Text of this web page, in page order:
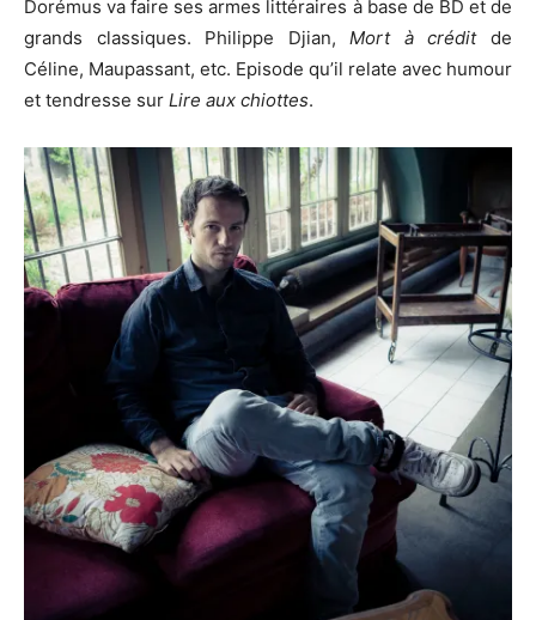
Dorémus va faire ses armes littéraires à base de BD et de
grands classiques. Philippe Djian,Mort à créditde
Céline, Maupassant, etc. Episode qu’il relate avec humour
et tendresse sur Lire aux chiottes.